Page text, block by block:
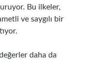
Bu ilkeler,
ve saygılı bir
daha da